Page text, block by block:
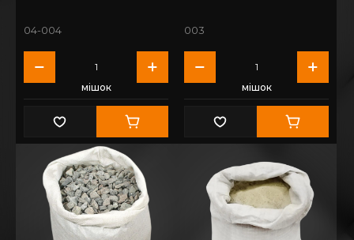
04-004
мішок
003
мішок